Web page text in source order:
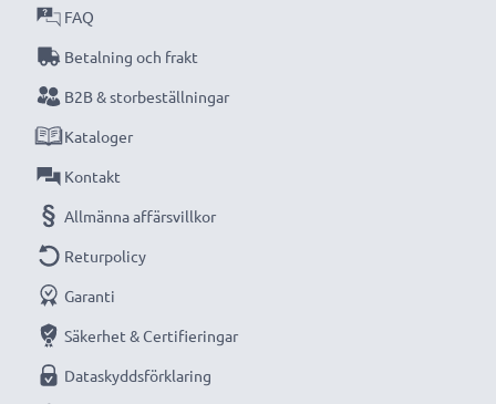
FAQ
Betalning och frakt
B2B & storbeställningar
Kataloger
Kontakt
Allmänna affärsvillkor
Returpolicy
Garanti
Säkerhet & Certifieringar
Dataskyddsförklaring